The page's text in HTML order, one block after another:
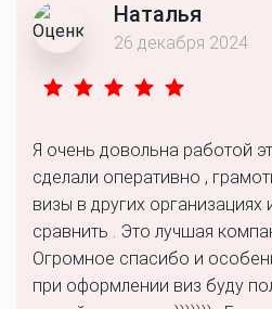
Наталья
26 декабря 2024
Я очень довольна работой
сделали оперативно ,
визы в других организациях
сравнить . Это лучшая
Огромное спасибо и
при оформлении виз буду